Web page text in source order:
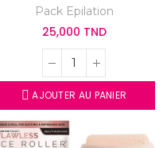
Pack Epilation
25,000 TND
AJOUTER AU PANIER